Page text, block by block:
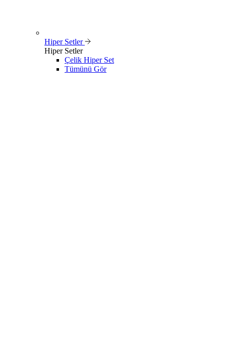
Hiper Setler
Hiper Setler
Çelik Hiper Set
Tümünü Gör